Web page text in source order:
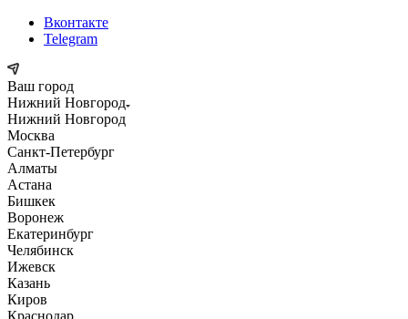
Вконтакте
Telegram
Ваш город
Нижний Новгород
Нижний Новгород
Москва
Санкт-Петербург
Алматы
Астана
Бишкек
Воронеж
Екатеринбург
Челябинск
Ижевск
Казань
Киров
Краснодар